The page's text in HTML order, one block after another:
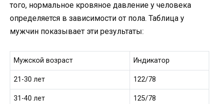
того, нормальное кровяное давление у человека
определяется в зависимости от пола. Таблица у
мужчин показывает эти результаты:
Мужской возраст Индикатор
21-30 лет 122/78
31-40 лет 125/78